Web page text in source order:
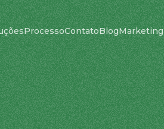
ProcessoContatoBlogMarketing